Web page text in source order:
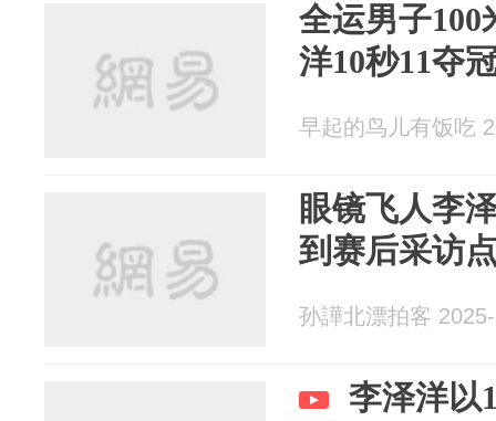
全运男子100
洋10秒11夺
早起的鸟儿有饭吃
眼镜飞人李
到赛后采访
孙譁北漂拍客
李泽洋以